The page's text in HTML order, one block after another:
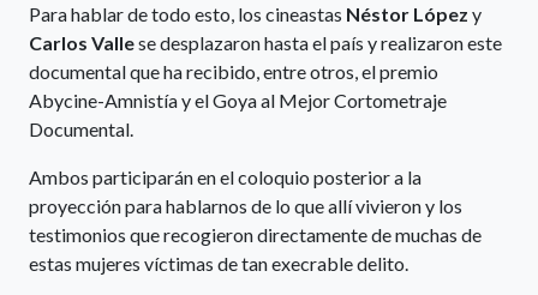
Para hablar de todo esto, los cineastas Néstor López y
Carlos Vallese desplazaron hasta el país y realizaron este
documental que ha recibido, entre otros, el premio
Abycine-Amnistía y el Goya al Mejor Cortometraje
Documental.
Ambos participarán en el coloquio posterior a la
proyección para hablarnos de lo que allí vivieron y los
testimonios que recogieron directamente de muchas de
estas mujeres víctimas de tan execrable delito.